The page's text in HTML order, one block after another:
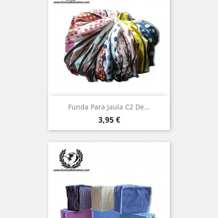
Funda Para Jaula C2 De...
Precio
3,95 €